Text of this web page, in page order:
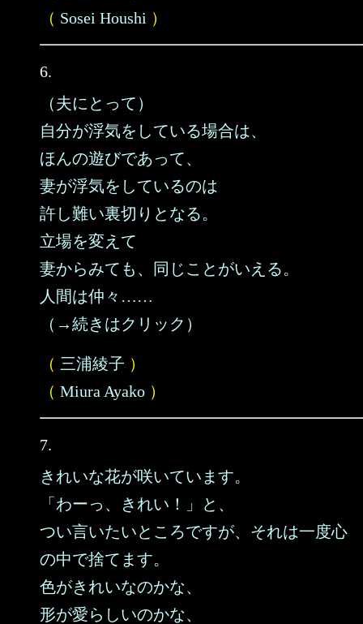
（ Sosei Houshi ）
6.
（夫にとって）
自分が浮気をしている場合は、
ほんの遊びであって、
妻が浮気をしているのは
許し難い裏切りとなる。
立場を変えて
妻からみても、同じことがいえる。
人間は仲々……
（→続きはクリック）
（ 三浦綾子 ）
（ Miura Ayako ）
7.
きれいな花が咲いています。
「わーっ、きれい！」と、
つい言いたいところですが、それは一度心
の中で捨てます。
色がきれいなのかな、
形が愛らしいのかな、